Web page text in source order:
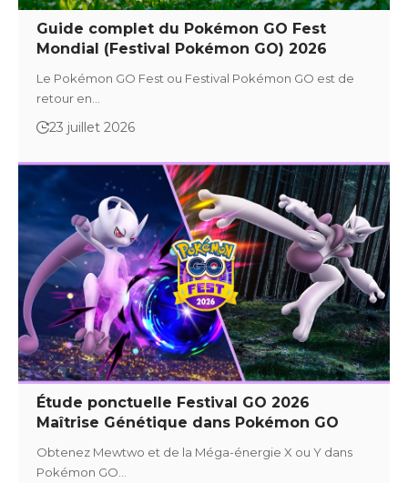
Guide complet du Pokémon GO Fest
Mondial (Festival Pokémon GO) 2026
Le Pokémon GO Fest ou Festival Pokémon GO est de
retour en…
23 juillet 2026
Étude ponctuelle Festival GO 2026
Maîtrise Génétique dans Pokémon GO
Obtenez Mewtwo et de la Méga-énergie X ou Y dans
Pokémon GO…